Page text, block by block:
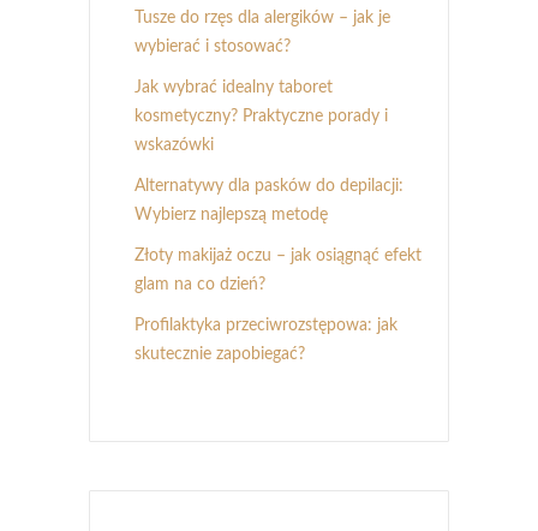
Tusze do rzęs dla alergików – jak je
wybierać i stosować?
Jak wybrać idealny taboret
kosmetyczny? Praktyczne porady i
wskazówki
Alternatywy dla pasków do depilacji:
Wybierz najlepszą metodę
Złoty makijaż oczu – jak osiągnąć efekt
glam na co dzień?
Profilaktyka przeciwrozstępowa: jak
skutecznie zapobiegać?